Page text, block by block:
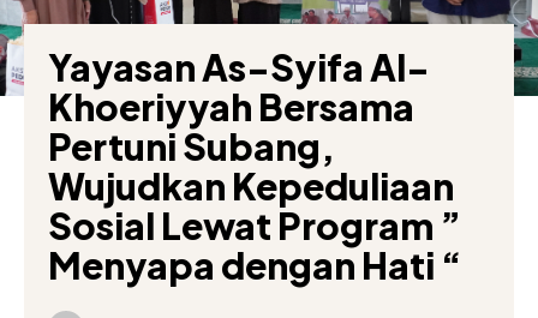
Yayasan As-Syifa Al-
Khoeriyyah Bersama
Pertuni Subang,
Wujudkan Kepeduliaan
Sosial Lewat Program ”
Menyapa dengan Hati “